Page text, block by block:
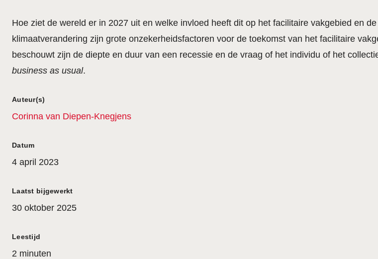
Hoe ziet de wereld er in 2027 uit en welke invloed heeft dit op het facilitaire vakgebied en
klimaatverandering zijn grote onzekerheidsfactoren voor de toekomst van het facilitaire
beschouwt zijn de diepte en duur van een recessie en de vraag of het individu of het
business as usual.
Auteur(s)
Corinna van Diepen-Knegjens
Datum
4 april 2023
Laatst bijgewerkt
30 oktober 2025
Leestijd
2 minuten